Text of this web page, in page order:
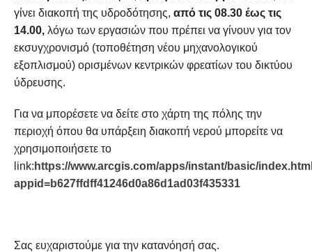
γίνει διακοπή της υδροδότησης, από τις 08.30 έως τις
14.00, λόγω των εργασιών που πρέπει να γίνουν για τον
εκσυγχρονισμό (τοποθέτηση νέου μηχανολογικού
εξοπλισμού) ορισμένων κεντρικών φρεατίων του δικτύου
ύδρευσης.
Για να μπορέσετε να δείτε στο χάρτη της πόλης την
περιοχή όπου θα υπάρξειη διακοπή νερού μπορείτε να
χρησιμοποιήσετε το
link: https://www.arcgis.com/apps/instant/basic/
appid=b627ffdff41246d0a86d1ad03f435331
Σας ευχαριστούμε για την κατανόησή σας.